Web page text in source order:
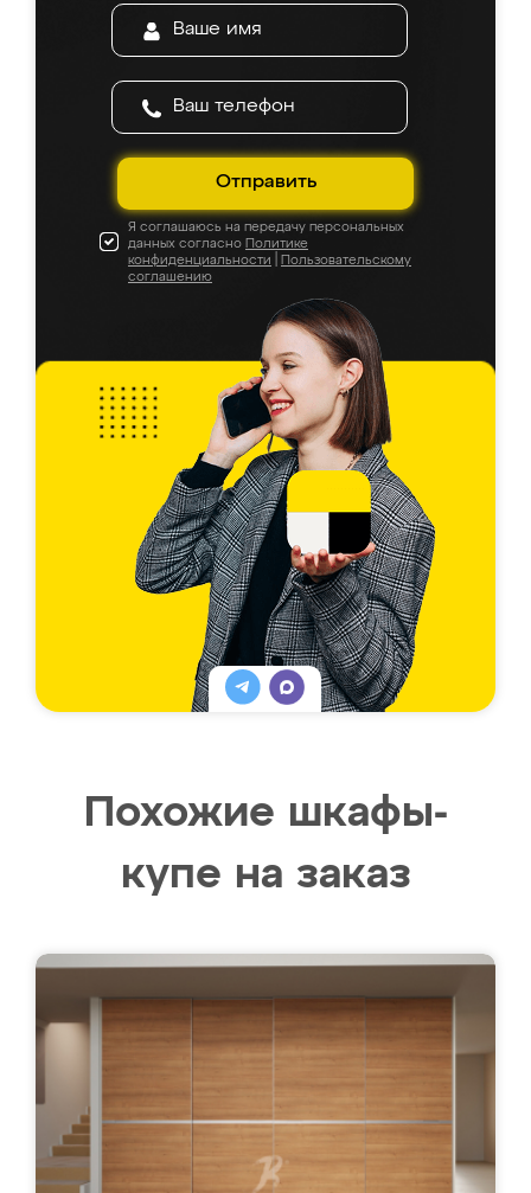
Отправить
Я соглашаюсь на передачу персональных
данных согласно Политике
конфиденциальности
Пользовательскому
соглашению
Похожие шкафы-
купе на заказ